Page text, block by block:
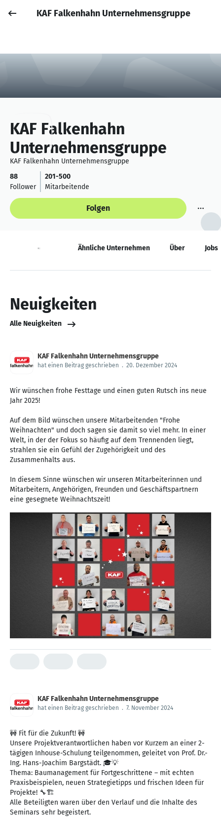
Anmelden
Job posten
KAF Falkenhahn Unternehmensgruppe
KAF Falkenhahn
Unternehmensgruppe
KAF Falkenhahn Unternehmensgruppe
88
Follower
201-500
Mitarbeitende
Folgen
Neuigkeiten Ähnliche Unternehmen Über Jobs
Neuigkeiten
Alle Neuigkeiten
KAF Falkenhahn Unternehmensgruppe
hat einen Beitrag geschrieben . 20. Dezember 2024
Wir wünschen frohe Festtage und einen guten Rutsch ins neue
Jahr 2025!
Auf dem Bild wünschen unsere Mitarbeitenden "Frohe
Weihnachten" und doch sagen sie damit so viel mehr. In einer
Welt, in der der Fokus so häufig auf dem Trennenden liegt,
strahlen sie ein Gefühl der Zugehörigkeit und des
Zusammenhalts aus.
In diesem Sinne wünschen wir unseren Mitarbeiterinnen und
Mitarbeitern, Angehörigen, Freunden und Geschäftspartnern
eine gesegnete Weihnachtszeit!
KAF Falkenhahn Unternehmensgruppe
hat einen Beitrag geschrieben . 7. November 2024
🚧 Fit für die Zukunft! 🚧
Unsere Projektverantwortlichen haben vor Kurzem an einer 2-
tägigen Inhouse-Schulung teilgenommen, geleitet von Prof. Dr.-
Ing. Hans-Joachim Bargstädt. 🎓💡
Thema: Baumanagement für Fortgeschrittene – mit echten
Praxisbeispielen, neuen Strategietipps und frischen Ideen für
Projekte! 🔧🏗️
Alle Beteiligten waren über den Verlauf und die Inhalte des
Seminars sehr begeistert.